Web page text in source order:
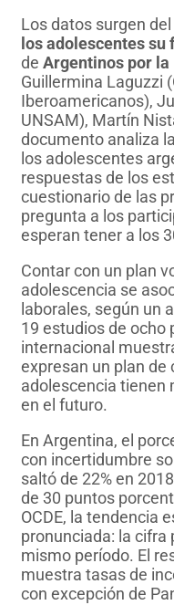
Los datos surgen
los adolescentes
de Argentinos por la
Guillermina Laguzzi
Iberoamericanos),
UNSAM), Martín
documento analiza
los adolescentes
respuestas de los
cuestionario de las
pregunta a los
esperan tener a los
Contar con un plan
adolescencia se
laborales, según un
19 estudios de ocho
internacional
expresan un plan de
adolescencia tienen
en el futuro.
En Argentina, el
con incertidumbre
saltó de 22% en
de 30 puntos
OCDE, la tendencia
pronunciada: la cifra
mismo período. El
muestra tasas de
con excepción de